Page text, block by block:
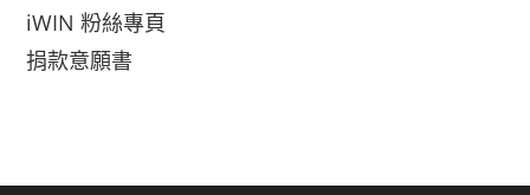
iWIN 粉絲專頁
捐款意願書